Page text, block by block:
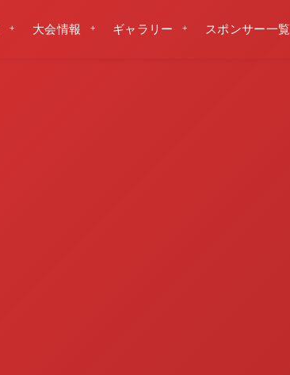
大会情報 ギャラリー スポンサー一覧